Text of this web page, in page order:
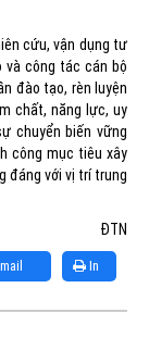
cứu, vận dụng tư
và công tác cán bộ
đào tạo, rèn luyện
chất, năng lực, uy
chuyển biến vững
công mục tiêu xây
đáng với vị trí trung
ĐTN
In